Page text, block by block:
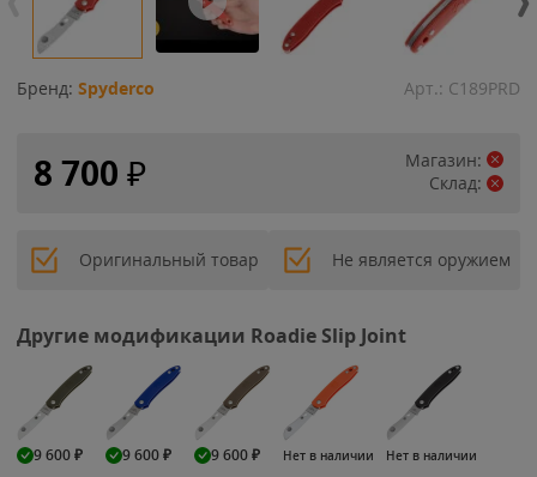
Бренд: Spyderco Арт.: C189PRD
8 700 ₽
Магазин:
Склад:
Оригинальный товар Не является оружием
Другие модификации Roadie Slip Joint
9 600₽ 9 600₽ 9 600₽ Нет в наличии Нет в наличии